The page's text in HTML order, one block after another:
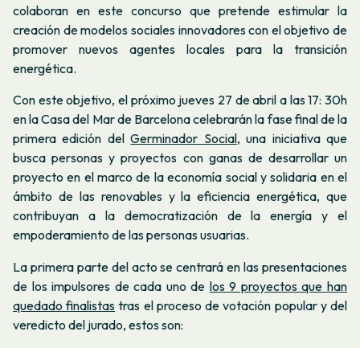
colaboran en este concurso que pretende estimular la
creación de modelos sociales innovadores con el objetivo de
promover nuevos agentes locales para la transición
energética.
Con este objetivo, el próximo jueves 27 de abril a las 17: 30h
en la Casa del Mar de Barcelona celebrarán la fase final de la
primera edición delGerminador Social, una iniciativa que
busca personas y proyectos con ganas de desarrollar un
proyecto en el marco de la economía social y solidaria en el
ámbito de las renovables y la eficiencia energética, que
contribuyan a la democratización de la energía y el
empoderamiento de las personas usuarias.
La primera parte del acto se centrará en las presentaciones
de los impulsores de cada uno de los 9 proyectos que han
quedado finalistas tras el proceso de votación popular y del
veredicto del jurado, estos son: